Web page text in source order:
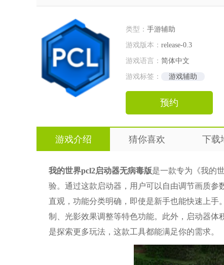
类型： 手游辅助
游戏版本： release-0.3
游戏语言： 简体中文
游戏标签： 游戏辅助
预约
游戏介绍 猜你喜欢 下载
我的世界pcl2启动器无病毒版是一款专为《我的
验。通过这款启动器，用户可以自由调节画质
直观，功能分类明确，即使是新手也能快速上
制、光影效果调整等特色功能。此外，启动器
是探索更多玩法，这款工具都能满足你的需求。